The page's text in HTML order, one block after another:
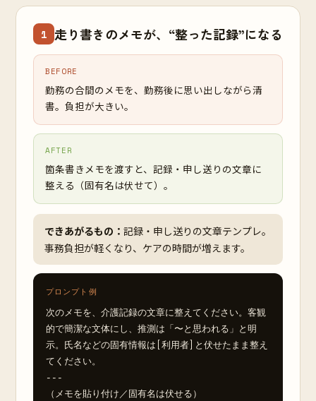
1 走り書きのメモが、“整った記録”になる
BEFORE
勤務の合間のメモを、勤務後に思い出しながら清
書。負担が大きい。
AFTER
箇条書きメモを渡すと、記録・申し送りの文章に
整える（固有名は伏せて）。
できあがるもの： 記録・申し送りの文章テンプレ。
事務負担が軽くなり、ケアの時間が増えます。
プロンプト例
次のメモを、介護記録の文章に整えてください。客観
的で簡潔な文体にし、推測は「〜と思われる」と明
示。氏名などの固有情報は[利用者]と伏せたまま整え
てください。
---
（メモを貼り付け／固有名は伏せる）